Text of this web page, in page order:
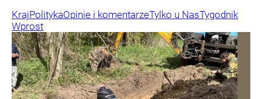
KrajPolitykaOpinie i komentarzeTylko u NasTygodnik
Wprost